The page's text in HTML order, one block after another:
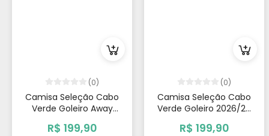
(0)
Camisa Seleção Cabo
Verde Goleiro Away
R$ 199,90
(0)
Camisa Seleção Cabo
Verde Goleiro 2026/27
R$ 199,90